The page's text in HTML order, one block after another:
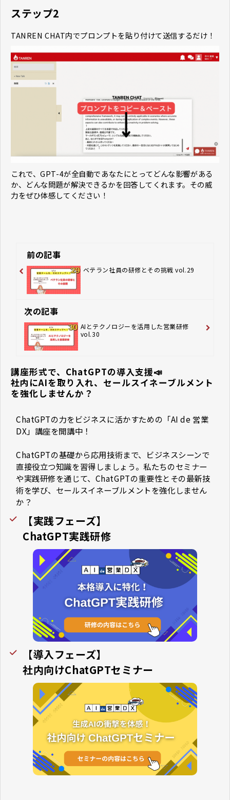
ステップ2
TANREN CHAT内でプロンプトを貼り付けて送信するだけ！
これで、GPT-4が全自動であなたにとってどんな影響がある
か、どんな問題が解決できるかを回答してくれます。その威
力をぜひ体感してください！
前の記事
ベテラン社員の研修とその挑戦 vol.29
次の記事
AIとテクノロジーを活用した営業研修
vol.30
講座形式で、ChatGPTの導入支援📣
社内にAIを取り入れ、セールスイネーブルメント
を強化しませんか？
ChatGPTの力をビジネスに活かすための「AI de 営業
DX」講座を開講中！
ChatGPTの基礎から応用技術まで、ビジネスシーンで
直接役立つ知識を習得しましょう。私たちのセミナー
や実践研修を通じて、ChatGPTの重要性とその最新技
術を学び、セールスイネーブルメントを強化しません
か？
【導入フェーズ】
社内向けChatGPTセミナー
【実践フェーズ】
ChatGPT実践研修